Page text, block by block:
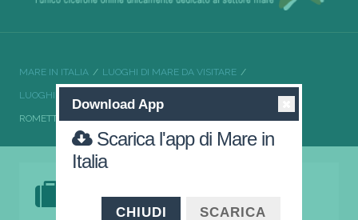
MARE IN ITALIA LUOGHI DI MARE DA VISITARE
LUOGHI DI MARE DA VISITARE SICILIA
ROMETTA NEL CUORE DELLA SICILIA
Download App
Scarica l'app di Mare in
Italia
CHIUDI SCARICA